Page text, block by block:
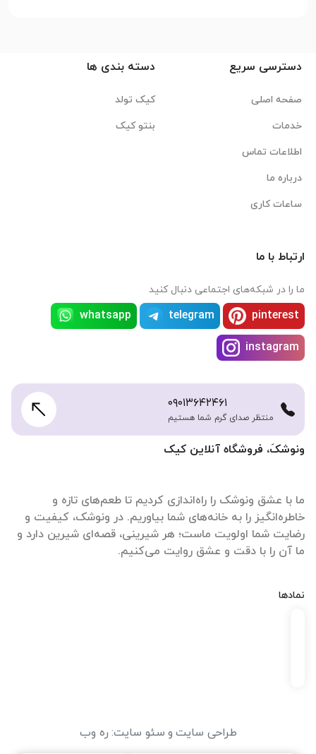
ونوشکَ، فروشگاه آنلاین کیک
ما با عشق ونوشک را راه‌اندازی کردیم تا طعم‌های تازه و
خاطره‌انگیز را به خانه‌های شما بیاوریم. در ونوشک، کیفیت و
رضایت شما اولویت ماست؛ هر شیرینی، قصه‌ای شیرین دارد و
ما آن را با دقت و عشق روایت می‌کنیم.
نمادها
دسترسی سریع
صفحه اصلی
خدمات
اطلاعات تماس
درباره ما
ساعات کاری
دسته بندی ها
کیک تولد
بنتو کیک
ارتباط با ما
ما را در شبکه‌های اجتماعی دنبال کنید
pinterest
telegram
whatsapp
instagram
۰۹۰۱۳۶۴۲۴۶۱
منتظر صدای گرم شما هستیم
طراحی سایت و سئو سایت: ره وب